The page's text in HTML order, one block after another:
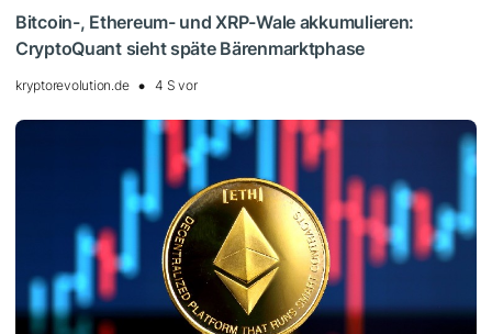
Bitcoin-, Ethereum- und XRP-Wale akkumulieren:
CryptoQuant sieht späte Bärenmarktphase
kryptorevolution.de 4 S vor